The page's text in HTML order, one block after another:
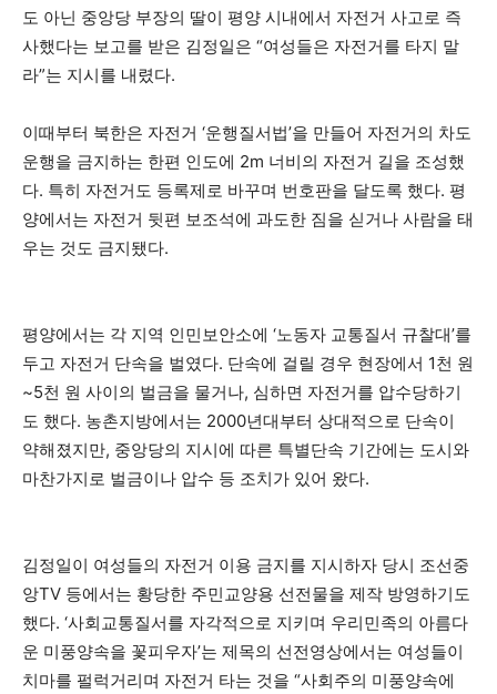
도 아닌 중앙당 부장의 딸이 평양 시내에서 자전거 사고로 즉
사했다는 보고를 받은 김정일은 “여성들은 자전거를 타지 말
라”는 지시를 내렸다.
이때부터 북한은 자전거 ‘운행질서법’을 만들어 자전거의 차도
운행을 금지하는 한편 인도에 2m 너비의 자전거 길을 조성했
다. 특히 자전거도 등록제로 바꾸며 번호판을 달도록 했다. 평
양에서는 자전거 뒷편 보조석에 과도한 짐을 싣거나 사람을 태
우는 것도 금지됐다.
평양에서는 각 지역 인민보안소에 ‘노동자 교통질서 규찰대’를
두고 자전거 단속을 벌였다. 단속에 걸릴 경우 현장에서 1천 원
~5천 원 사이의 벌금을 물거나, 심하면 자전거를 압수당하기
도 했다. 농촌지방에서는 2000년대부터 상대적으로 단속이
약해졌지만, 중앙당의 지시에 따른 특별단속 기간에는 도시와
마찬가지로 벌금이나 압수 등 조치가 있어 왔다.
김정일이 여성들의 자전거 이용 금지를 지시하자 당시 조선중
앙TV 등에서는 황당한 주민교양용 선전물을 제작 방영하기도
했다. ‘사회교통질서를 자각적으로 지키며 우리민족의 아름다
운 미풍양속을 꽃피우자’는 제목의 선전영상에서는 여성들이
치마를 펄럭거리며 자전거 타는 것을 “사회주의 미풍양속에